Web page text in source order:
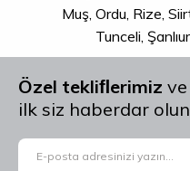
Muş, Ordu, Rize,
Tunceli,
Özel tekliﬂerimiz ve
ilk siz haberdar